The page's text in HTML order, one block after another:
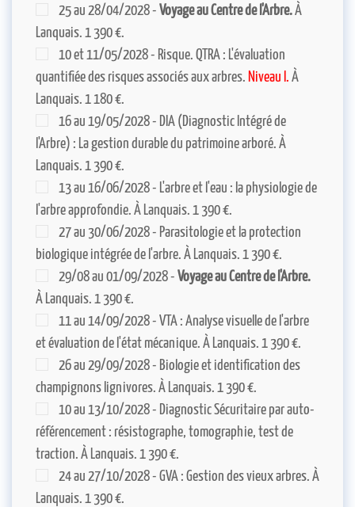
25 au 28/04/2028 - Voyage au Centre de l'Arbre.À
Lanquais. 1 390 €.
10 et 11/05/2028 - Risque. QTRA : L'évaluation
quantifiée des risques associés aux arbres. Niveau I. À
Lanquais. 1 180 €.
16 au 19/05/2028 - DIA (Diagnostic Intégré de
l'Arbre) : La gestion durable du patrimoine arboré. À
Lanquais. 1 390 €.
13 au 16/06/2028 - L'arbre et l'eau : la physiologie de
l'arbre approfondie. À Lanquais. 1 390 €.
27 au 30/06/2028 - Parasitologie et la protection
biologique intégrée de l'arbre. À Lanquais. 1 390 €.
29/08 au 01/09/2028 - Voyage au Centre de l'Arbre.
À Lanquais. 1 390 €.
11 au 14/09/2028 - VTA : Analyse visuelle de l'arbre
et évaluation de l'état mécanique. À Lanquais. 1 390 €.
26 au 29/09/2028 - Biologie et identification des
champignons lignivores. À Lanquais. 1 390 €.
10 au 13/10/2028 - Diagnostic Sécuritaire par auto-
référencement : résistographe, tomographie, test de
traction. À Lanquais. 1 390 €.
24 au 27/10/2028 - GVA : Gestion des vieux arbres. À
Lanquais. 1 390 €.